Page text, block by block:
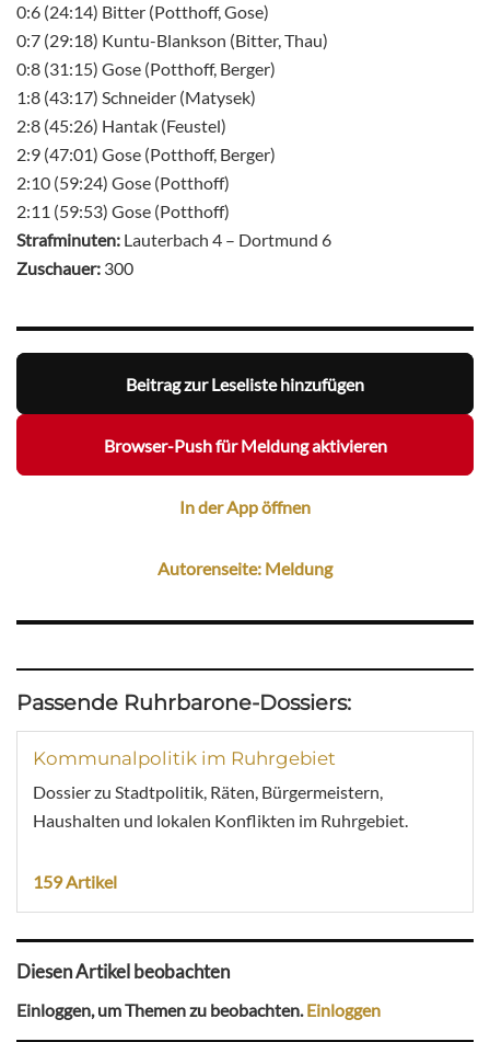
0:6 (24:14) Bitter (Potthoff, Gose)
0:7 (29:18) Kuntu-Blankson (Bitter, Thau)
0:8 (31:15) Gose (Potthoff, Berger)
1:8 (43:17) Schneider (Matysek)
2:8 (45:26) Hantak (Feustel)
2:9 (47:01) Gose (Potthoff, Berger)
2:10 (59:24) Gose (Potthoff)
2:11 (59:53) Gose (Potthoff)
Strafminuten: Lauterbach 4 – Dortmund 6
Zuschauer: 300
Beitrag zur Leseliste hinzufügen
Browser-Push für Meldung aktivieren
In der App öffnen
Autorenseite: Meldung
Passende Ruhrbarone-Dossiers:
Kommunalpolitik im Ruhrgebiet
Dossier zu Stadtpolitik, Räten, Bürgermeistern,
Haushalten und lokalen Konflikten im Ruhrgebiet.
159 Artikel
Diesen Artikel beobachten
Einloggen, um Themen zu beobachten.Einloggen